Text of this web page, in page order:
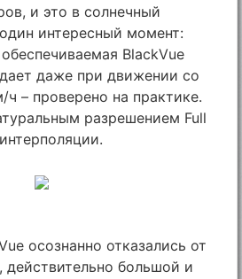
и это в солнечный
интересный момент:
BlackVue
даже при движении со
– проверено на практике.
разрешением Full
осознанно отказались от
действительно большой и